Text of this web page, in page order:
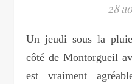
28
Un jeudi sous la pluie. Un déjeuner rapide du
côté de Montorgueil
est vraiment